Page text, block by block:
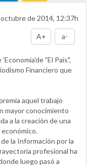
de 2014, 12:37h
A+ a-
"El País",
Financiero que
aquel trabajo
mayor conocimiento
a la creación de una
la Información por la
profesional ha
luego pasó a